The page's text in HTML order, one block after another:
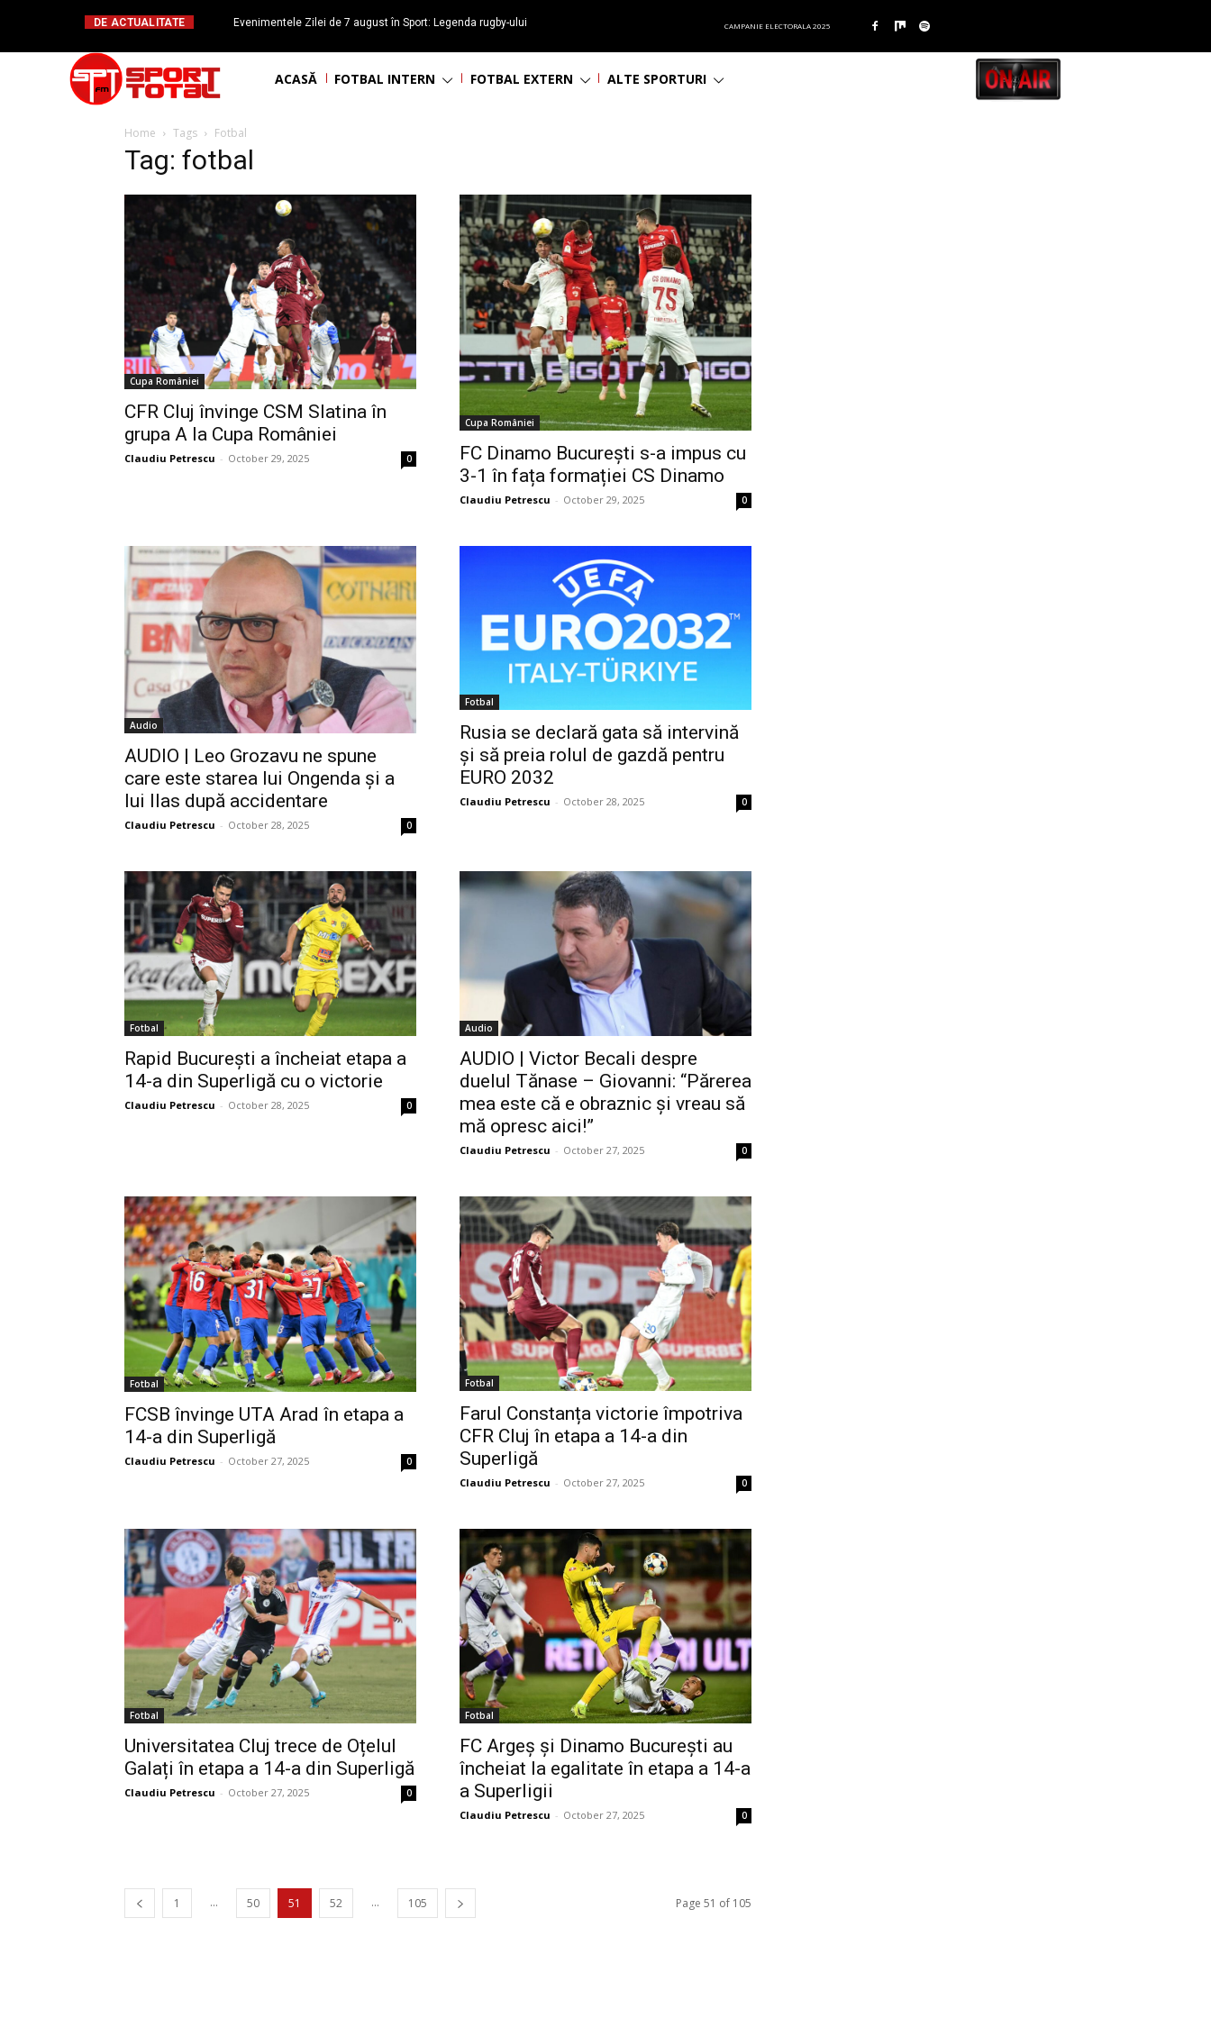
DE ACTUALITATE
Evenimentele Zilei de 7 august în Sport: Legenda rugby-ului
CAMPANIE ELECTORALA 2025
ACASĂ FOTBAL INTERN FOTBAL EXTERN ALTE SPORTURI
Home Tags Fotbal
Tag: fotbal
Cupa României
CFR Cluj învinge CSM Slatina în
grupa A la Cupa României
Claudiu Petrescu - October 29, 2025 0
Cupa României
FC Dinamo București s-a impus cu
3-1 în fața formației CS Dinamo
Claudiu Petrescu - October 29, 2025 0
Audio
AUDIO | Leo Grozavu ne spune
care este starea lui Ongenda și a
lui Ilas după accidentare
Claudiu Petrescu - October 28, 2025 0
Fotbal
Rusia se declară gata să intervină
și să preia rolul de gazdă pentru
EURO 2032
Claudiu Petrescu - October 28, 2025 0
Fotbal
Rapid București a încheiat etapa a
14-a din Superligă cu o victorie
Claudiu Petrescu - October 28, 2025 0
Audio
AUDIO | Victor Becali despre
duelul Tănase – Giovanni: “Părerea
mea este că e obraznic și vreau să
mă opresc aici!”
Claudiu Petrescu - October 27, 2025 0
Fotbal
FCSB învinge UTA Arad în etapa a
14-a din Superligă
Claudiu Petrescu - October 27, 2025 0
Fotbal
Farul Constanța victorie împotriva
CFR Cluj în etapa a 14-a din
Superligă
Claudiu Petrescu - October 27, 2025 0
Fotbal
Universitatea Cluj trece de Oțelul
Galați în etapa a 14-a din Superligă
Claudiu Petrescu - October 27, 2025 0
Fotbal
FC Argeș și Dinamo București au
încheiat la egalitate în etapa a 14-a
a Superligii
Claudiu Petrescu - October 27, 2025 0
1 ... 50 51 52 ... 105 Page 51 of 105